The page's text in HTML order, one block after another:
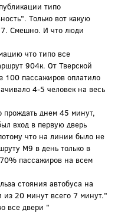
типо
Только вот какую
Смешно. И что люди
что типо все
904к. От Тверской
100 пассажиров оплатило
4-5 человек на весь
прождать днем 45 минут,
вход в первую дверь
что на линии было не
М9 в день только в
пассажиров на всем
стояния автобуса на
20 минут всего 7 минут."
все двери "